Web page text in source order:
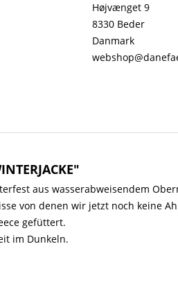
Højvænget 9
8330 Beder
Danmark
aus wasserabweisendem
von denen wir jetzt noch keine
gefüttert.
im Dunkeln.